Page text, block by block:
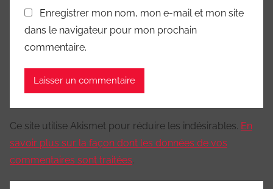
Enregistrer mon nom, mon e-mail et mon site
dans le navigateur pour mon prochain
commentaire.
Ce site utilise Akismet pour réduire les indésirables. En
savoir plus sur la façon dont les données de vos
commentaires sont traitées.